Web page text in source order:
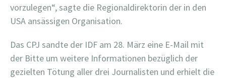
vorzulegen“, sagte die Regionaldirektorin der in den
USA ansässigen Organisation.
Das CPJ sandte der IDF am 28. März eine E-Mail mit
der Bitte um weitere Informationen bezüglich der
gezielten Tötung aller drei Journalisten und erhielt die